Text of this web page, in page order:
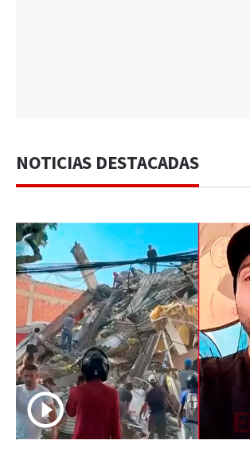
NOTICIAS DESTACADAS